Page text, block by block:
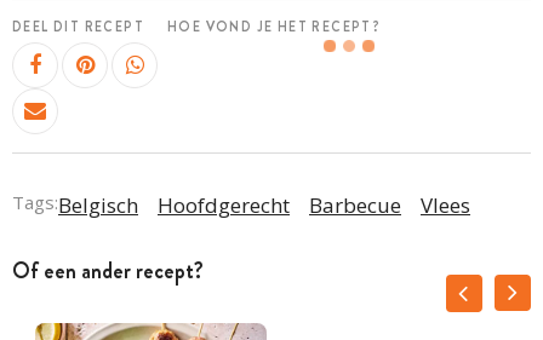
DEEL DIT RECEPT HOE VOND JE HET RECEPT?
Tags:Belgisch Hoofdgerecht Barbecue Vlees
Of een ander recept?